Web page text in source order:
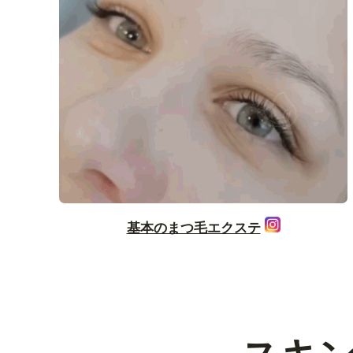
基本のまつ毛エクステ